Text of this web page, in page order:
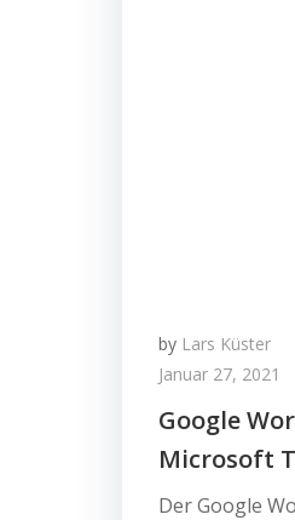
by Lars Küster
Januar 27, 2021
Google
Microsoft
Der Google